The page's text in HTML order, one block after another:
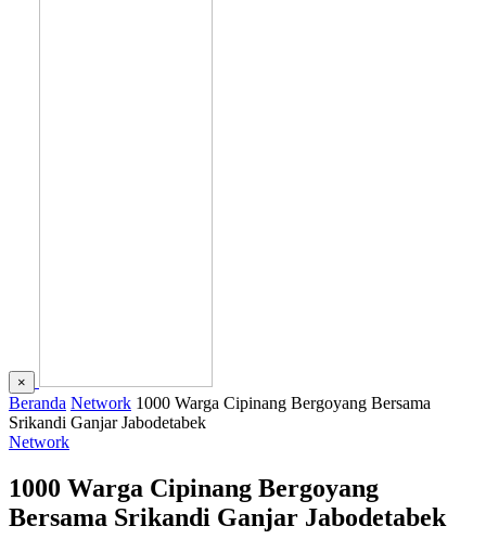
×
Beranda Network 1000 Warga Cipinang Bergoyang Bersama
Srikandi Ganjar Jabodetabek
Network
1000 Warga Cipinang Bergoyang
Bersama Srikandi Ganjar Jabodetabek